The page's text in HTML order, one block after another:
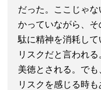
だった。ここじゃ
かっていながら、
駄に精神を消耗し
リスクだと言われ
美徳とされる。で
リスクを感じる時も